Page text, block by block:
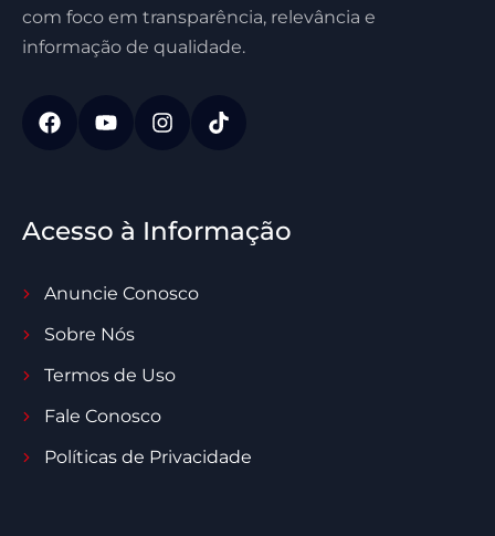
com foco em transparência, relevância e
informação de qualidade.
Acesso à Informação
Anuncie Conosco
Sobre Nós
Termos de Uso
Fale Conosco
Políticas de Privacidade